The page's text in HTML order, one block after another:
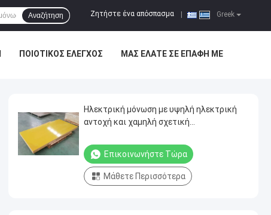
Greek
Ζητήστε ένα απόσπασμα
Αναζήτηση
ΠΟΙΟΤΙΚΌΣ ΈΛΕΓΧΟΣ ΜΑΣ ΕΛΆΤΕ ΣΕ ΕΠΑΦΉ ΜΕ
Ηλεκτρική μόνωση με υψηλή ηλεκτρική
αντοχή και χαμηλή σχετική
Επικοινωνήστε Τώρα
Μάθετε Περισσότερα